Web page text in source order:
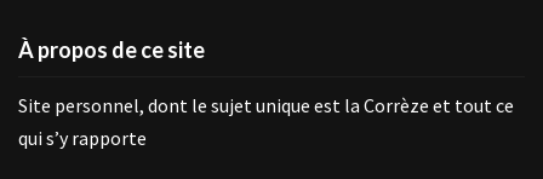
À propos de ce site
Site personnel, dont le sujet unique est la Corrèze et tout ce
qui s’y rapporte